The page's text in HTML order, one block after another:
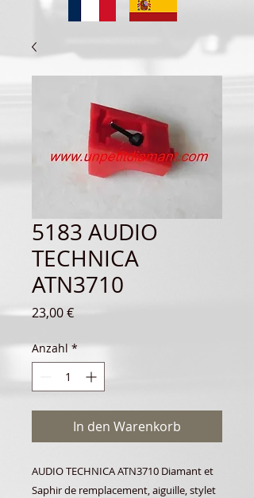
5183 AUDIO
TECHNICA
ATN3710
23,00 €Preis
Anzahl *
In den Warenkorb
AUDIO TECHNICA ATN3710 Diamant et
Saphir de remplacement, aiguille, stylet